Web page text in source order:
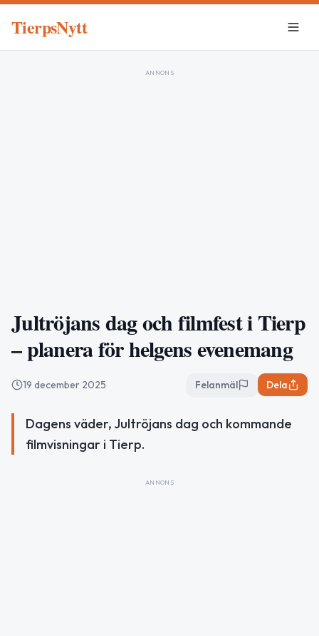
TierpsNytt
ANNONS
Jultröjans dag och filmfest i Tierp
– planera för helgens evenemang
19 december 2025 Felanmäl Dela
Dagens väder, Jultröjans dag och kommande
filmvisningar i Tierp.
ANNONS